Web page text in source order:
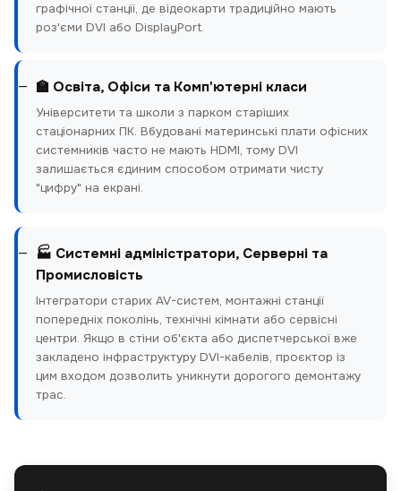
графічної станції, де відеокарти традиційно мають
роз'єми DVI або DisplayPort.
🏫 Освіта, Офіси та Комп'ютерні класи
Університети та школи з парком старіших
стаціонарних ПК. Вбудовані материнські плати офісних
системників часто не мають HDMI, тому DVI
залишається єдиним способом отримати чисту
"цифру" на екрані.
🏭 Системні адміністратори, Серверні та
Промисловість
Інтегратори старих AV-систем, монтажні станції
попередніх поколінь, технічні кімнати або сервісні
центри. Якщо в стіни об'єкта або диспетчерської вже
закладено інфраструктуру DVI-кабелів, проєктор із
цим входом дозволить уникнути дорогого демонтажу
трас.